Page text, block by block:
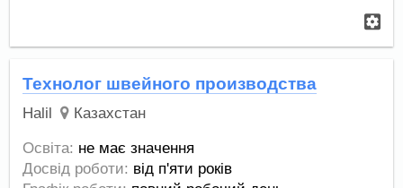
Технолог швейного производства
Halil Казахстан
Освіта: не має значення
Досвід роботи: від п'яти років